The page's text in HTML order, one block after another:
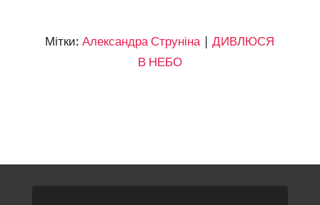
Мітки:Александра Струніна |ДИВЛЮСЯ
В НЕБО